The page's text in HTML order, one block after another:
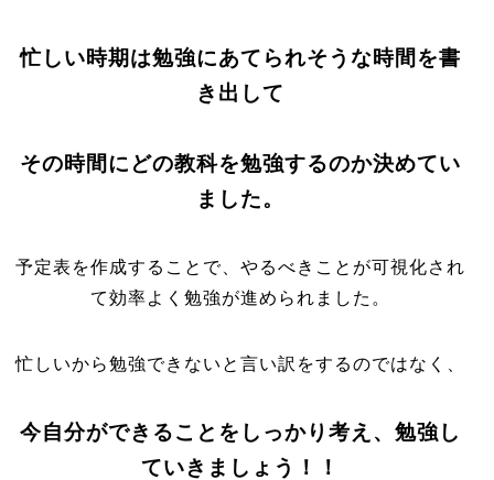
忙しい時期は勉強にあてられそうな時間を書
き出して
その時間にどの教科を勉強するのか決めてい
ました。
予定表を作成することで、やるべきことが可視化され
て効率よく勉強が進められました。
忙しいから勉強できないと言い訳をするのではなく、
今自分ができることをしっかり考え、勉強し
ていきましょう！！